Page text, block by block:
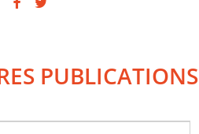
PUBLICATIONS